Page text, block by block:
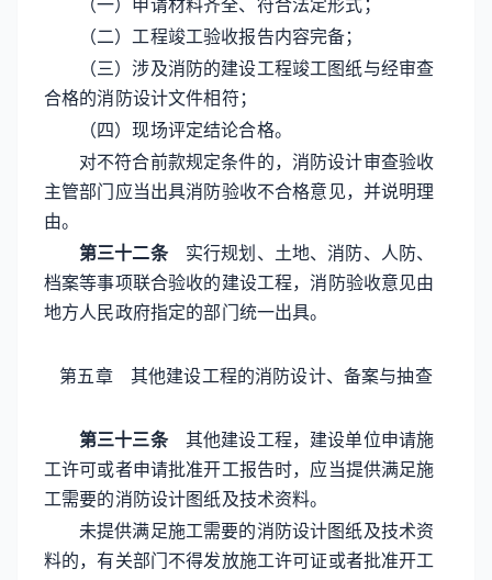
（一）申请材料齐全、符合法定形式；
（二）工程竣工验收报告内容完备；
（三）涉及消防的建设工程竣工图纸与经审查
合格的消防设计文件相符；
（四）现场评定结论合格。
对不符合前款规定条件的，消防设计审查验收
主管部门应当出具消防验收不合格意见，并说明理
由。
第三十二条实行规划、土地、消防、人防、
档案等事项联合验收的建设工程，消防验收意见由
地方人民政府指定的部门统一出具。
第五章 其他建设工程的消防设计、备案与抽查
第三十三条其他建设工程，建设单位申请施
工许可或者申请批准开工报告时，应当提供满足施
工需要的消防设计图纸及技术资料。
未提供满足施工需要的消防设计图纸及技术资
料的，有关部门不得发放施工许可证或者批准开工